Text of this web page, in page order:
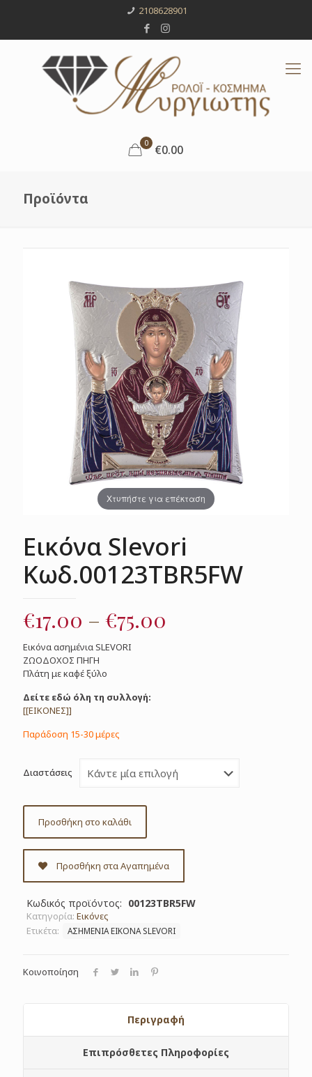
2108628901
0 €0.00
Προϊόντα
Χτυπήστε για επέκταση
Εικόνα Slevori
Κωδ.00123TBR5FW
€17.00 – €75.00
Εικόνα ασημένια SLEVORI
ΖΩΟΔΟΧΟΣ ΠΗΓΗ
Πλάτη με καφέ ξύλο
Δείτε εδώ όλη τη συλλογή:
[[ΕΙΚΟΝΕΣ]]
Παράδοση 15-30 μέρες
Διαστάσεις
Προσθήκη στο καλάθι
Προσθήκη στα Αγαπημένα
Κωδικός προϊόντος: 00123TBR5FW
Κατηγορία: Εικόνες
Ετικέτα:
ΑΣΗΜΕΝΙΑ ΕΙΚΟΝΑ SLEVORI
Κοινοποίηση
Περιγραφή
Επιπρόσθετες Πληροφορίες